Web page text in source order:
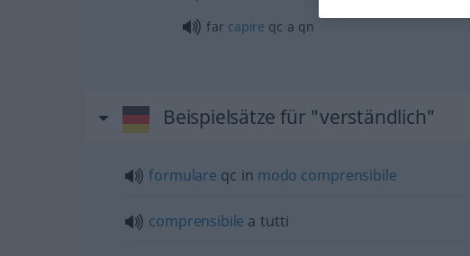
far capire qc a qn
Beispielsätze für "verständlich"
formulare qc in modo comprensibile
comprensibile a tutti